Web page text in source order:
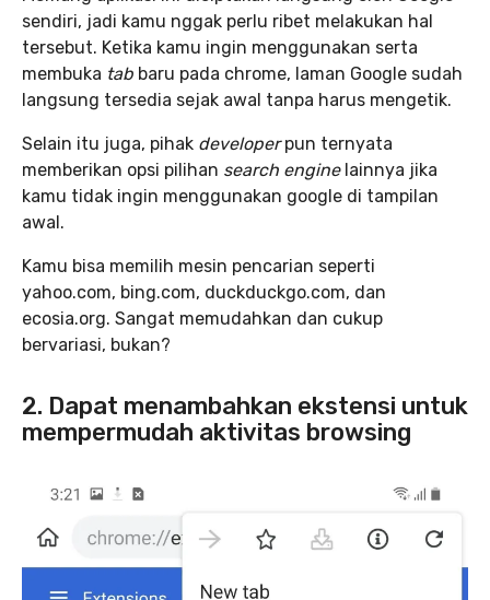
sendiri, jadi kamu nggak perlu ribet melakukan hal
tersebut. Ketika kamu ingin menggunakan serta
membuka tab baru pada chrome, laman Google sudah
langsung tersedia sejak awal tanpa harus mengetik.
Selain itu juga, pihak developerpun ternyata
memberikan opsi pilihan search enginelainnya jika
kamu tidak ingin menggunakan google di tampilan
awal.
Kamu bisa memilih mesin pencarian seperti
yahoo.com, bing.com, duckduckgo.com, dan
ecosia.org. Sangat memudahkan dan cukup
bervariasi, bukan?
2. Dapat menambahkan ekstensi untuk
mempermudah aktivitas browsing